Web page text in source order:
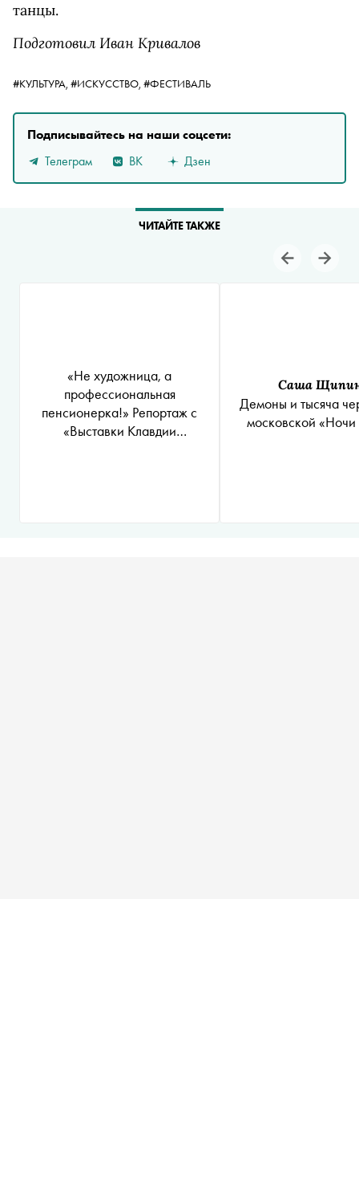
танцы.
Подготовил Иван Кривалов
#КУЛЬТУРА, #ИСКУССТВО, #ФЕСТИВАЛЬ
Подписывайтесь на наши соцсети:
Телеграм
ВК Дзен
ЧИТАЙТЕ ТАКЖЕ
«‎Не художница, а
профессиональная
пенсионерка!» Репортаж с
«‎Выставки Клавдии
Саша
Демоны и тысяча
московской «Ночи